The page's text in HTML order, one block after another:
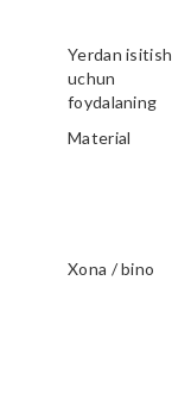
Yerdan isitish
uchun
foydalaning
Material
Xona / bino